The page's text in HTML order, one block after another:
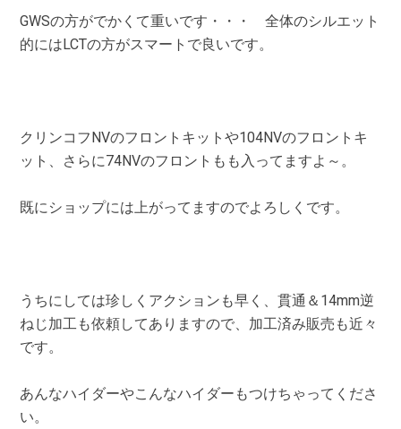
GWSの方がでかくて重いです・・・ 全体のシルエット
的にはLCTの方がスマートで良いです。
クリンコフNVのフロントキットや104NVのフロントキ
ット、さらに74NVのフロントもも入ってますよ～。
既にショップには上がってますのでよろしくです。
うちにしては珍しくアクションも早く、貫通＆14mm逆
ねじ加工も依頼してありますので、加工済み販売も近々
です。
あんなハイダーやこんなハイダーもつけちゃってくださ
い。